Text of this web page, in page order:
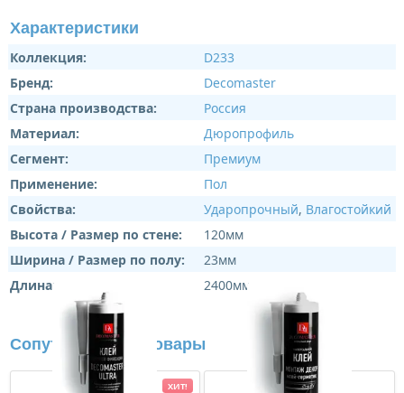
Характеристики
Коллекция:
D233
Бренд:
Decomaster
Страна производства:
Россия
Материал:
Дюропрофиль
Сегмент:
Премиум
Применение:
Пол
Свойства:
Ударопрочный, Влагостойкий
Высота / Размер по стене:
120мм
Ширина / Размер по полу:
23мм
Длина:
2400мм
Сопутствующие товары
ХИТ!